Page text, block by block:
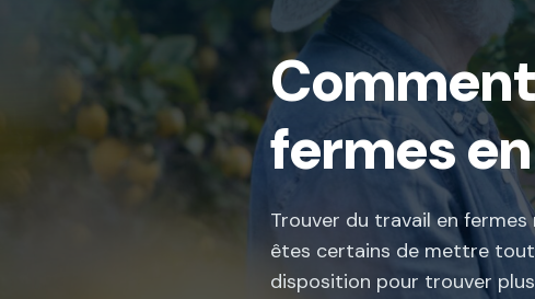
fermes
Trouver du travail en
êtes certains de mettre
disposition pour trouver